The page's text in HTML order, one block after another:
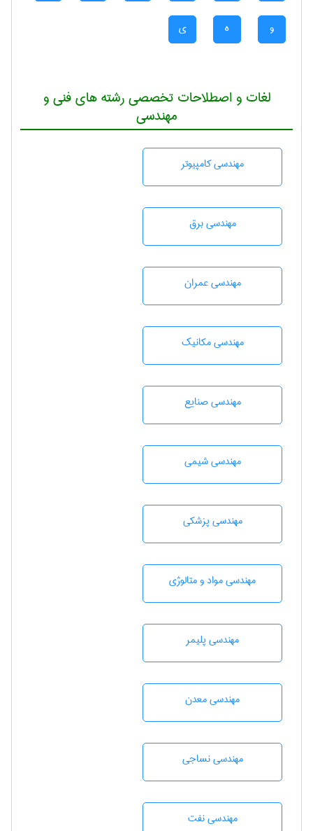
و ه ی
لغات و اصطلاحات تخصصی رشته های فنی و
مهندسی
مهندسی كامپيوتر
مهندسی برق
مهندسی عمران
مهندسی مکانیک
مهندسی صنايع
مهندسي شيمی
مهندسی پزشکی
مهندسی مواد و متالوژی
مهندسی پليمر
مهندسی معدن
مهندسي نساجی
مهندسی نفت